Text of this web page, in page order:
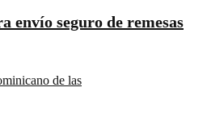
seguro de remesas
de las